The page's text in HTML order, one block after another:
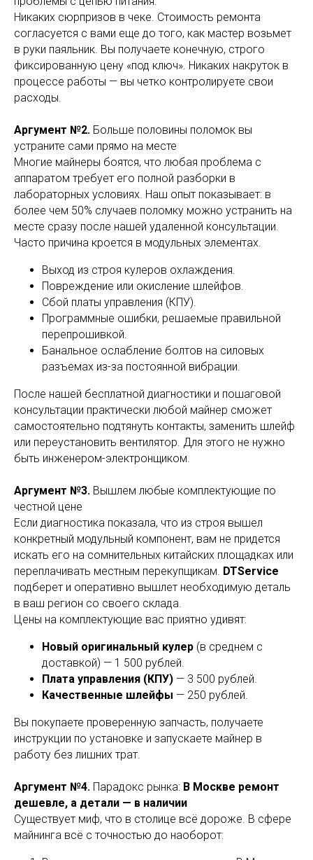
Никаких сюрпризов в чеке. Стоимость ремонта
согласуется с вами еще до того, как мастер возьмет
в руки паяльник. Вы получаете конечную, строго
фиксированную цену «под ключ». Никаких накруток в
процессе работы — вы четко контролируете свои
расходы.
Аргумент №2. Больше половины поломок вы
устраните сами прямо на месте
Многие майнеры боятся, что любая проблема с
аппаратом требует его полной разборки в
лабораторных условиях. Наш опыт показывает: в
более чем 50% случаев поломку можно устранить на
месте сразу после нашей удаленной консультации.
Часто причина кроется в модульных элементах.
Выход из строя кулеров охлаждения.
Повреждение или окисление шлейфов.
Сбой платы управления (КПУ).
Программные ошибки, решаемые правильной
перепрошивкой.
Банальное ослабление болтов на силовых
разъемах из-за постоянной вибрации.
После нашей бесплатной диагностики и пошаговой
консультации практически любой майнер сможет
самостоятельно подтянуть контакты, заменить шлейф
или переустановить вентилятор. Для этого не нужно
быть инженером-электронщиком.
Аргумент №3. Вышлем любые комплектующие по
честной цене
Если диагностика показала, что из строя вышел
конкретный модульный компонент, вам не придется
искать его на сомнительных китайских площадках или
переплачивать местным перекупщикам. DTService
подберет и оперативно вышлет необходимую деталь
в ваш регион со своего склада.
Цены на комплектующие вас приятно удивят:
Новый оригинальный кулер (в среднем с
доставкой) — 1 500 рублей.
Плата управления (КПУ) — 3 500 рублей.
Качественные шлейфы — 250 рублей.
Вы покупаете проверенную запчасть, получаете
инструкции по установке и запускаете майнер в
работу без лишних трат.
Аргумент №4. Парадокс рынка: В Москве ремонт
дешевле, а детали — в наличии
Существует миф, что в столице всё дороже. В сфере
майнинга всё с точностью до наоборот: